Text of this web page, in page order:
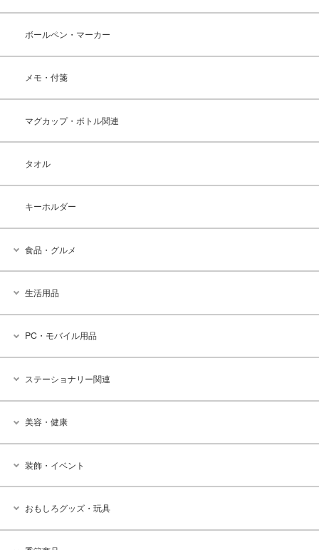
ボールペン・マーカー
メモ・付箋
マグカップ・ボトル関連
タオル
キーホルダー
食品・グルメ
生活用品
PC・モバイル用品
ステーショナリー関連
美容・健康
装飾・イベント
おもしろグッズ・玩具